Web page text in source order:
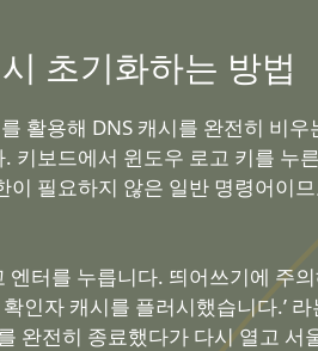
초기화하는 방법
활용해 DNS 캐시를 완전히 비
보드에서 윈도우 로고 키를 누
필요하지 않은 일반 명령어이
터를 누릅니다. 띄어쓰기에
인자 캐시를 플러시했습니다.’
완전히 종료했다가 다시 열고